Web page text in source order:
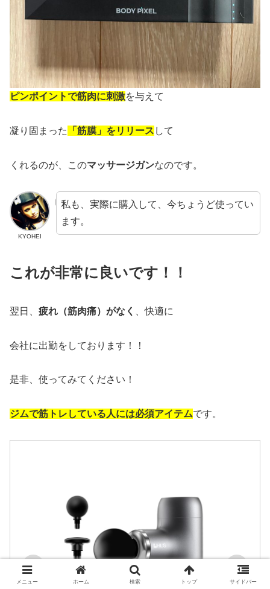
ピンポイントで筋肉に刺激を与えて
凝り固まった 「筋膜」をリリース して
くれるのが、このマッサージガンなのです。
KYOHEI
私も、実際に購入して、今ちょうど使ってい
ます。
これが非常に良いです！！
翌日、 疲れ（筋肉痛）がなく 、快適に
会社に出勤をしております！！
是非、使ってみてください！
ジムで筋トレしている人には必須アイテムです。
メニュー ホーム 検索 トップ サイドバー